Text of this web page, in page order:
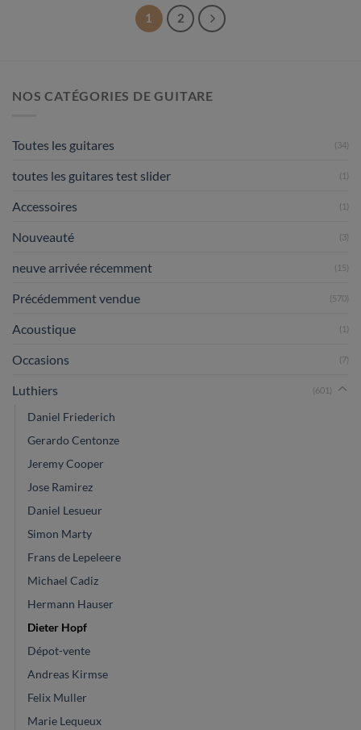
1 2
NOS CATÉGORIES DE GUITARE
Toutes les guitares (34)
toutes les guitares test slider (1)
Accessoires (1)
Nouveauté (3)
neuve arrivée récemment (15)
Précédemment vendue (570)
Acoustique (1)
Occasions (7)
Luthiers (601)
Daniel Friederich
Gerardo Centonze
Jeremy Cooper
Jose Ramirez
Daniel Lesueur
Simon Marty
Frans de Lepeleere
Michael Cadiz
Hermann Hauser
Dieter Hopf
Dépot-vente
Andreas Kirmse
Felix Muller
Marie Lequeux